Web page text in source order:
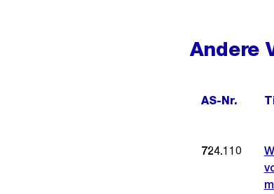
Andere
AS-Nr.
724.110